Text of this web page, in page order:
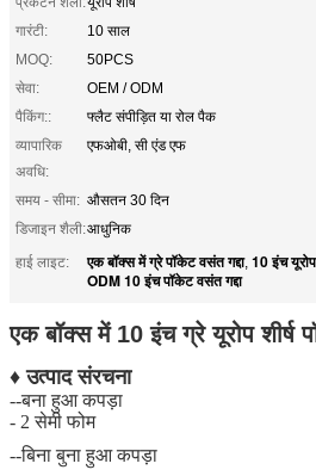
गारंटी:
10 साल
MOQ:
50PCS
सेवा:
OEM / ODM
पैकिंग::
फ्लैट संपीड़ित या रोल पैक
व्यापारिक
अवधि:
एफओबी, सी एंड एफ
समय - सीमा: औसतन 30 दिन
डिजाइन शैली:आधुनिक
हाई लाइट:
एक बॉक्स में ग्रे पॉकेट वसंत गद्दा, 10 इंच यूरोप
ODM 10 इंच पॉकेट वसंत गद्दा
एक बॉक्स में 10 इंच ग्रे यूरोप शीर्ष
♦ उत्पाद संरचना
--बना हुआ कपड़ा
- 2 सेमी फोम
--बिना बुना हुआ कपड़ा